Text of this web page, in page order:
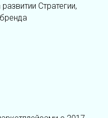
Стратегии,